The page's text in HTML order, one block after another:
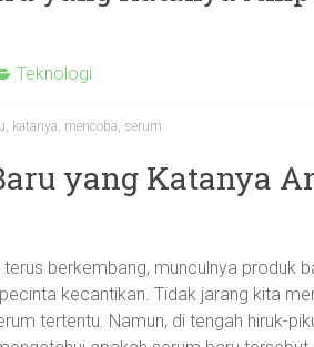
Teknologi
, katanya, mencoba, serum
yang Katanya
berkembang, munculnya produk
kecantikan. Tidak jarang kita
tertentu. Namun, di tengah hiruk-